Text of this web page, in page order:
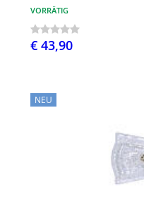
VORRÄTIG
€ 43,90
NEU